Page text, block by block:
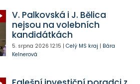
V. Palkovská i J. Bělica
nejsou na volebních
kandidátkách
5. srpna 2026 12:15 | Celý MS kraj | Bára
Kelnerová